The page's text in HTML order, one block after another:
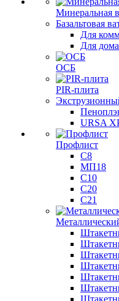
Минеральная
Базальтовая
Для
Для
ОСБ
PIR-плита
URSA
Профлист
С8
МП18
С10
С20
С21